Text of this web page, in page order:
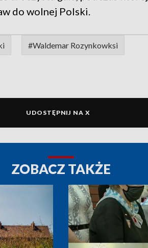
do wolnej Polski.
#Waldemar Rozynkowksi
UDOSTĘPNIJ NA X
ZOBACZ TAKŻE